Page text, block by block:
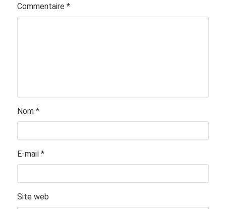
Commentaire *
Nom *
E-mail *
Site web